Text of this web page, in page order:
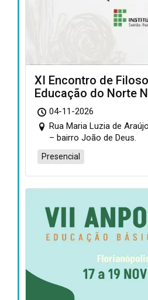
XI Encontro de
Educação do Norte
(EFENN) e IX
Filosófico
04-11-2026
Rua Maria Luzia de
– bairro João de Deus.
Presencial